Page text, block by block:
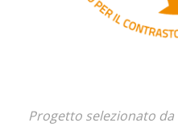
Progetto selezionato da